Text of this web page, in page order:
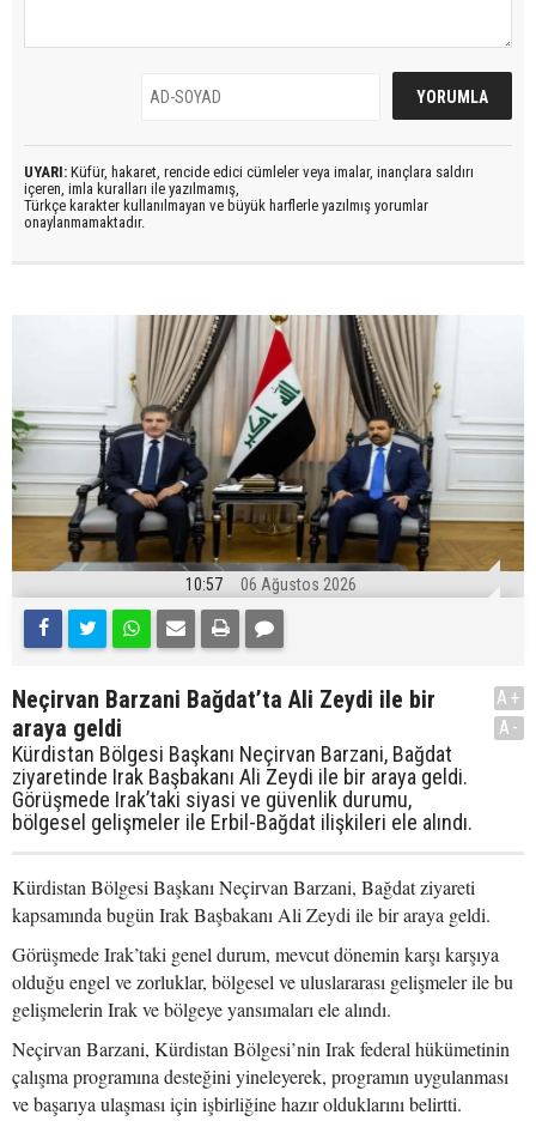
UYARI: Küfür, hakaret, rencide edici cümleler veya imalar, inançlara saldırı
içeren, imla kuralları ile yazılmamış,
Türkçe karakter kullanılmayan ve büyük harflerle yazılmış yorumlar
onaylanmamaktadır.
10:57 06 Ağustos 2026
Neçirvan Barzani Bağdat’ta Ali Zeydi ile bir
araya geldi
Kürdistan Bölgesi Başkanı Neçirvan Barzani, Bağdat
ziyaretinde Irak Başbakanı Ali Zeydi ile bir araya geldi.
Görüşmede Irak’taki siyasi ve güvenlik durumu,
bölgesel gelişmeler ile Erbil-Bağdat ilişkileri ele alındı.
A+
A-
Kürdistan Bölgesi Başkanı Neçirvan Barzani, Bağdat ziyareti
kapsamında bugün Irak Başbakanı Ali Zeydi ile bir araya geldi.
Görüşmede Irak’taki genel durum, mevcut dönemin karşı karşıya
olduğu engel ve zorluklar, bölgesel ve uluslararası gelişmeler ile bu
gelişmelerin Irak ve bölgeye yansımaları ele alındı.
Neçirvan Barzani, Kürdistan Bölgesi’nin Irak federal hükümetinin
çalışma programına desteğini yineleyerek, programın uygulanması
ve başarıya ulaşması için işbirliğine hazır olduklarını belirtti.